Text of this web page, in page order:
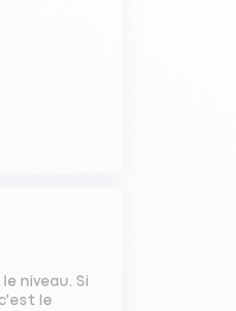
niveau. Si
le